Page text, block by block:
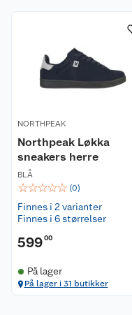
NORTHPEAK
Northpeak Løkka
sneakers herre
BLÅ
☆☆☆☆☆ (0)
Finnes i 2 varianter
Finnes i 6 størrelser
59900
På lager
På lager i 31 butikker
Om oss
Nyheter
Våre butikker
Våre merkevarer
Coop kjeder
Ledige stillinger
Sikkerhetsdatablad
Kontakt oss
Angre- og returrett
Reklamasjon og garanti
Ofte stilte spørsmål
Betalingsalternativer
Leveringsalternativer
Åpent kjøp
Retur av el-avfall
Trampoline